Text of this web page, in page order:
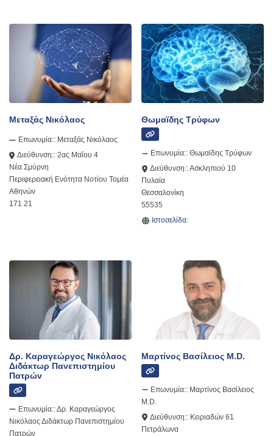
Μεταξάς Νικόλαος
Επωνυμία:: Μεταξάς Νικόλαος
Διεύθυνση::2ας Μαΐου 4
Νέα Σμύρνη
Περιφερειακή Ενότητα Νοτίου Τομέα
Αθηνών
171 21
Θωμαϊδης Τρύφων
Επωνυμία::Θωμαϊδης Τρύφων
Διεύθυνση::Ασκληπιού 10
Πυλαία
Θεσσαλονίκη
55535
Ιστοσελίδα:
Δρ. Καραγεώργος Νικόλαος
Διδάκτωρ Πανεπιστημίου
Πατρών
Επωνυμία::Δρ. Καραγεώργος
Νικόλαος Διδάκτωρ Πανεπιστημίου
Πατρών
Μαρτίνος Βασίλειος M.D.
Επωνυμία:: Μαρτίνος Βασίλειος
M.D.
Διεύθυνση:: Κειριαδών 61
Πετράλωνα